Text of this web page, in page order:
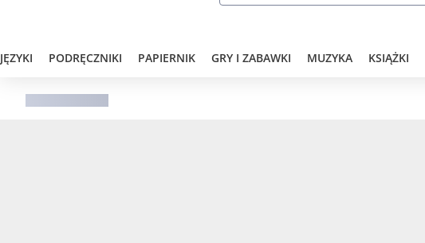
JĘZYKI PODRĘCZNIKI PAPIERNIK GRY I ZABAWKI MUZYKA KSIĄŻKI